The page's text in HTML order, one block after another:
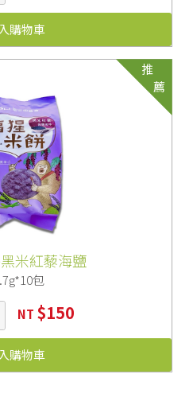
購物車
推
薦
米紅藜海鹽
包
NT $150
購物車